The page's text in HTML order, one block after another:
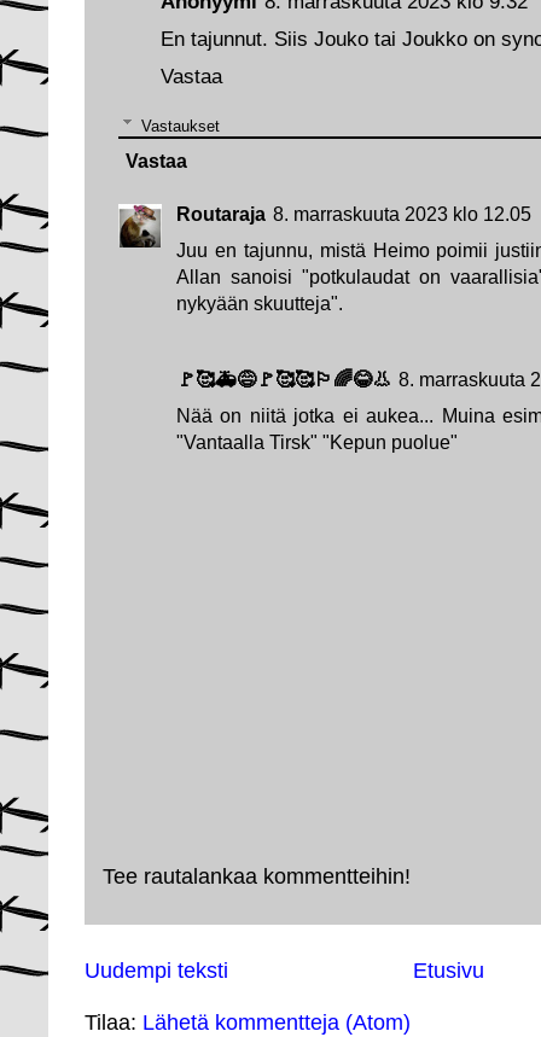
En tajunnut. Siis Jouko tai Joukko on
Vastaa
Vastaukset
Routaraja 8. marraskuuta 2023 klo 12.05
Juu en tajunnu, mistä Heimo poimii
Allan sanoisi "potkulaudat on
nykyään skuutteja".
🚩🥰🚑😅🚩🥰🥰🏳️‍🌈😂👃 8. marraskuuta
Nää on niitä jotka ei aukea... Muina
"Vantaalla Tirsk" "Kepun puolue"
Vastaa
Tee rautalankaa kommentteihin!
Uudempi teksti Etusivu
Tilaa: Lähetä kommentteja (Atom)